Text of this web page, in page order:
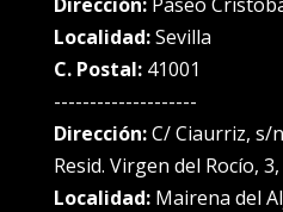
Localidad:Sevilla
C. Postal:41001
--------------------
Dirección:C/ Ciaurriz, s/n
Resid. Virgen del Rocío, 3,
Localidad:Mairena del